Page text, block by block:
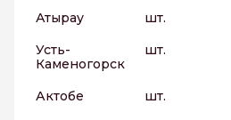
Атырау
шт.
Усть-
Каменогорск
шт.
Актобе шт.